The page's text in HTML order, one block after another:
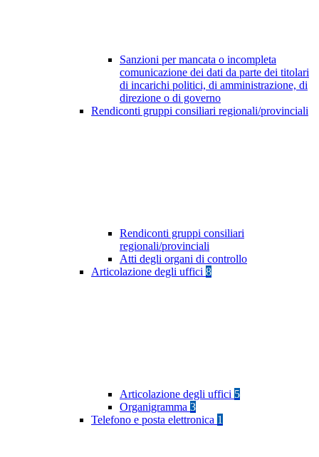
Sanzioni per mancata o incompleta
comunicazione dei dati da parte dei titolari
di incarichi politici, di amministrazione, di
direzione o di governo
Rendiconti gruppi consiliari regionali/provinciali
Rendiconti gruppi consiliari
regionali/provinciali
Atti degli organi di controllo
Articolazione degli uffici 8
Articolazione degli uffici 5
Organigramma 3
Telefono e posta elettronica 1